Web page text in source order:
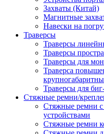
Захваты (Китай)
Магнитные
Навески на
Траверсы
Траверсы
Траверсы
Траверсы для
Траверса
Траверсы для
Стяжные ремни/
Стяжные ремни
устройствами
Стяжные ремни